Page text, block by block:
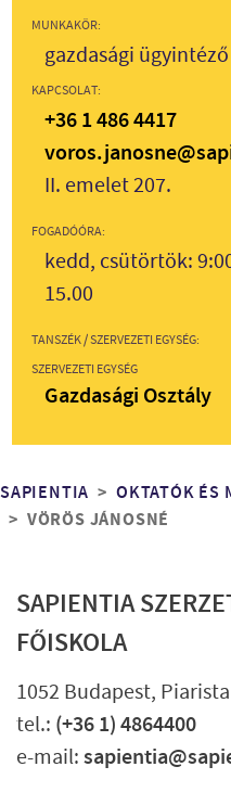
MUNKAKÖR:
gazdasági ügyintéző
KAPCSOLAT:
+36 1 486 4417
II. emelet 207.
FOGADÓÓRA:
kedd, csütörtök:
15.00
TANSZÉK / SZERVEZETI EGYSÉG:
SZERVEZETI EGYSÉG
Gazdasági Osztály
Morzsa
SAPIENTIA OKTATÓK ÉS
VÖRÖS JÁNOSNÉ
SAPIENTIA
FŐISKOLA
1052 Budapest,
tel.: (+36 1) 4864400
e-mail: